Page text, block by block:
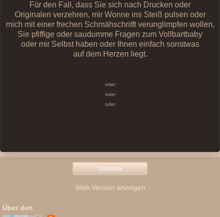
Für den Fall, dass Sie sich nach Drucken oder
Originalen verzehren, mir Wonne ins Steiß pulsen oder
mich mit einer frechen Schmähschritft verunglimpfen wollen,
Sie pfiffige oder saudumme Fragen zum Vollbartbaby
oder mir Selbst haben oder Ihnen einfach sonstwas
auf dem Herzen liegt.
oder
oder
oder
Startseite
Web-Version anzeigen
Über den